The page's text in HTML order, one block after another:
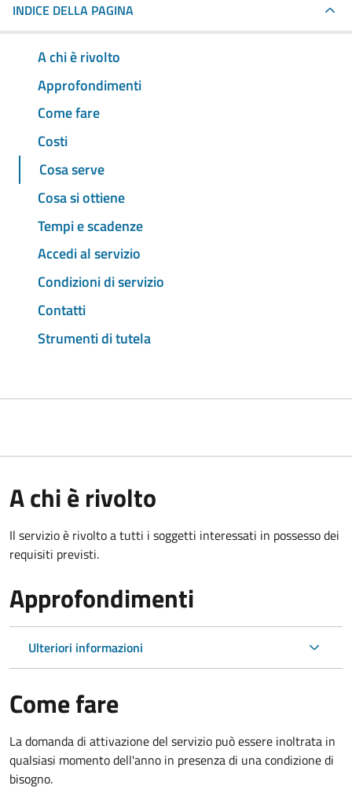
INDICE DELLA PAGINA
A chi è rivolto
Approfondimenti
Come fare
Costi
Cosa serve
Cosa si ottiene
Tempi e scadenze
Accedi al servizio
Condizioni di servizio
Contatti
Strumenti di tutela
A chi è rivolto
Il servizio è rivolto a tutti i soggetti interessati in possesso dei
requisiti previsti.
Approfondimenti
Ulteriori informazioni
Come fare
La domanda di attivazione del servizio può essere inoltrata in
qualsiasi momento dell'anno in presenza di una condizione di
bisogno.